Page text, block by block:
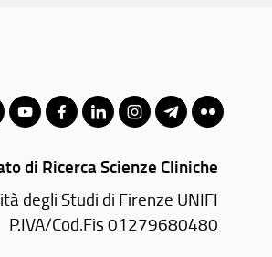
di Ricerca Scienze Cliniche
degli Studi di Firenze UNIFI
P.IVA/Cod.Fis 01279680480